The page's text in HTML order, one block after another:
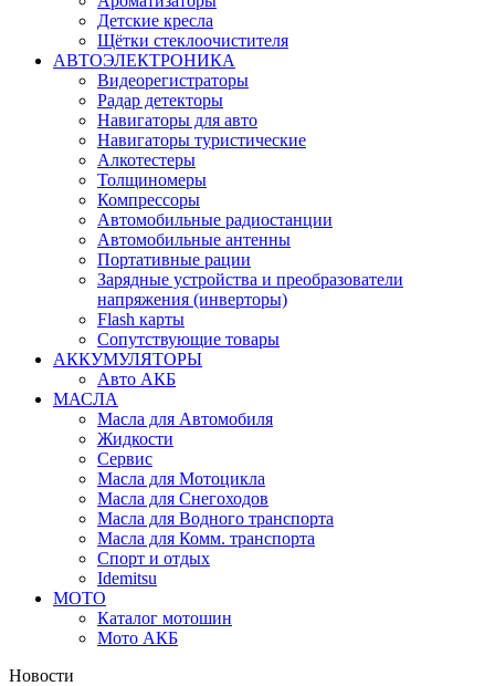
Детские кресла
Щётки стеклоочистителя
АВТОЭЛЕКТРОНИКА
Видеорегистраторы
Радар детекторы
Навигаторы для авто
Навигаторы туристические
Алкотестеры
Толщиномеры
Компрессоры
Автомобильные радиостанции
Автомобильные антенны
Портативные рации
Зарядные устройства и преобразователи
напряжения (инверторы)
Flash карты
Сопутствующие товары
АККУМУЛЯТОРЫ
Авто АКБ
МАСЛА
Масла для Автомобиля
Жидкости
Сервис
Масла для Мотоцикла
Масла для Снегоходов
Масла для Водного транспорта
Масла для Комм. транспорта
Спорт и отдых
Idemitsu
МОТО
Каталог мотошин
Мото АКБ
Новости